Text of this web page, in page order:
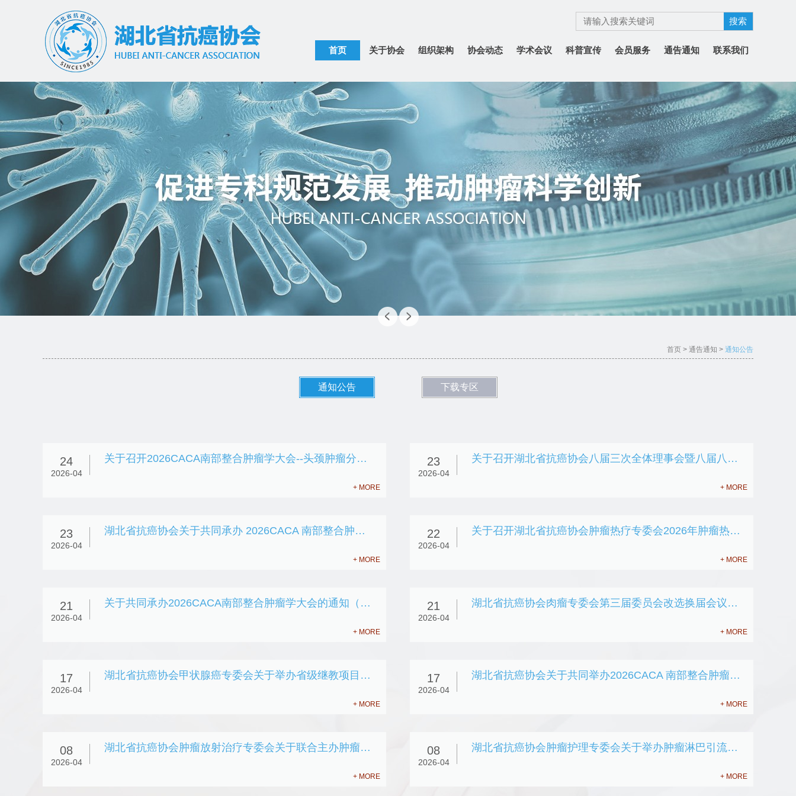
首页 关于协会 组织架构 协会动态 学术会议 科普宣传 会员服务 通告通知 联系我们
首页 > 通告通知 > 通知公告
通知公告 下载专区
24
2026-04
关于召开2026CACA南部整合肿瘤学大会--头颈肿瘤分会场暨中国抗癌协会头颈肿瘤专业委员会年会筹备会的通知
+ MORE
23
2026-04
关于召开湖北省抗癌协会八届三次全体理事会暨八届八次常务理事扩大会议的通知
+ MORE
23
2026-04
湖北省抗癌协会关于共同承办 2026CACA 南部整合肿瘤学大会的通知（第一轮）
+ MORE
22
2026-04
关于召开湖北省抗癌协会肿瘤热疗专委会2026年肿瘤热疗培训班的通知
+ MORE
21
2026-04
关于共同承办2026CACA南部整合肿瘤学大会的通知（第一轮）
+ MORE
21
2026-04
湖北省抗癌协会肉瘤专委会第三届委员会改选换届会议的通知
+ MORE
17
2026-04
湖北省抗癌协会甲状腺癌专委会关于举办省级继教项目——《甲状腺癌精准化诊疗学习班》的通知
+ MORE
17
2026-04
湖北省抗癌协会关于共同举办2026CACA 南部整合肿瘤学大会--头颈肿瘤分会场暨中国抗癌协会头颈肿瘤专业委员会年会的会议通知（第一轮）
+ MORE
08
2026-04
湖北省抗癌协会肿瘤放射治疗专委会关于联合主办肿瘤放疗营养规范化培训会议通知（第一轮）
+ MORE
08
2026-04
湖北省抗癌协会肿瘤护理专委会关于举办肿瘤淋巴引流与运动康复技术培训班的通知
+ MORE